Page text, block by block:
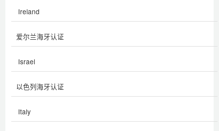
Ireland
爱尔兰海牙认证
Israel
以色列海牙认证
Italy